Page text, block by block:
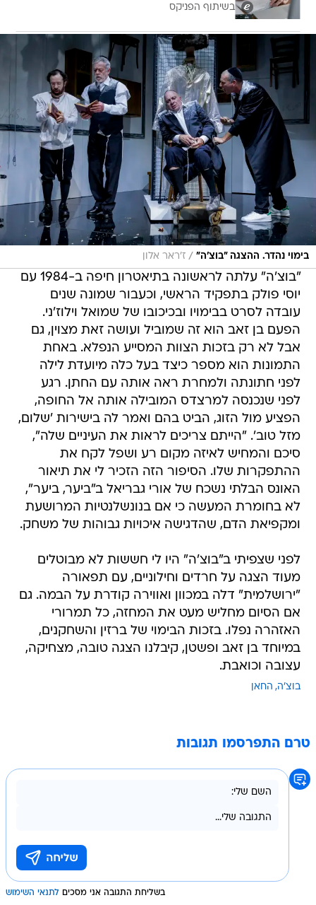
בשיתוף הפניקס
בימוי נהדר. ההצגה "בוצ'ה" / ז'ראר אלון
"בוצ'ה" עלתה לראשונה בתיאטרון חיפה ב-1984 עם
יוסי פולק בתפקיד הראשי, וכעבור שמונה שנים
עובדה לסרט בבימויו ובכיכובו של שמואל וילוז'ני.
הפעם בן זאב הוא זה שמוביל ועושה זאת מצוין, גם
אבל לא רק בזכות הצוות המסייע הנפלא. באחת
התמונות הוא מספר כיצד בעל כלה מיועדת לילה
לפני חתונתה ולמחרת ראה אותה עם החתן. רגע
לפני שנכנסה למרצדס המובילה אותה אל החופה,
הפציע מול הזוג, הביט בהם ואמר לה בישירות 'שלום,
מזל טוב'. "הייתם צריכים לראות את העיניים שלה",
סיכם והמחיש לאיזה מקום רע ושפל לקח את
ההתפקרות שלו. הסיפור הזה הזכיר לי את תיאור
האונס הבלתי נשכח של אורי גבריאל ב"ביער, ביער",
לא בחומרת המעשה כי אם בנונשלנטיות המרושעת
ומקפיאת הדם, שהדגישה איכויות גבוהות של משחק.
לפני שצפיתי ב"בוצ'ה" היו לי חששות לא מבוטלים
מעוד הצגה על חרדים וחילוניים, עם תפאורה
"ירושלמית" דלה במכוון ואווירה קודרת על הבמה. גם
אם הסיום מחליש מעט את המחזה, כל תמרורי
האזהרה נפלו. בזכות הבימוי של ברזין והשחקנים,
במיוחד בן זאב ופשטן, קיבלנו הצגה טובה, מצחיקה,
עצובה וכואבת.
בוצ'ה החאן
טרם התפרסמו תגובות
בשליחת התגובה אני מסכים לתנאי השימוש